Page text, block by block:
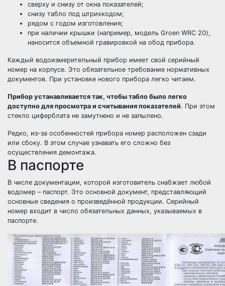
сверху и снизу от окна показателей;
снизу табло под штрихкодом;
рядом с годом изготовления;
при наличии крышки (например, модель Groen WRC 20),
наносится объемной гравировкой на обод прибора.
Каждый водоизмерительный прибор имеет свой серийный
номер на корпусе. Это обязательное требование нормативных
документов. При установке нового прибора легко читаем.
Прибор устанавливается так, чтобы табло было легко
доступно для просмотра и считывания показателей. При этом
стекло циферблата не замутнено и не запылено.
Редко, из-за особенностей прибора номер расположен сзади
или сбоку. В этом случае узнавать его сложно без
осуществления демонтажа.
В паспорте
В числе документации, которой изготовитель снабжает любой
водомер – паспорт. Это основной документ, представляющий
основные сведения о произведённой продукции. Серийный
номер входит в число обязательных данных, указываемых в
паспорте.